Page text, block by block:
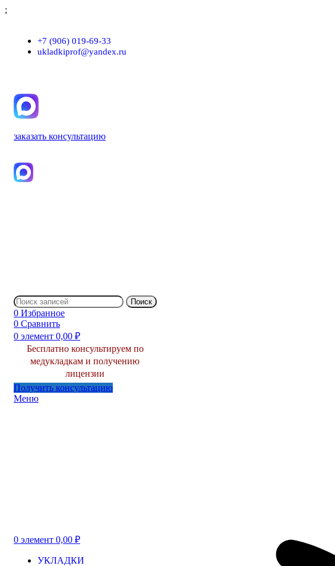
;
+7 (906) 019-69-33
ukladkiprof@yandex.ru
заказать консультацию
Поиск
0 Избранное
0 Сравнить
0 элемент 0,00 ₽
Бесплатно консультируем по
медукладкам и получению
лицензии
Получить консультацию
Меню
0 элемент 0,00 ₽
УКЛАДКИ